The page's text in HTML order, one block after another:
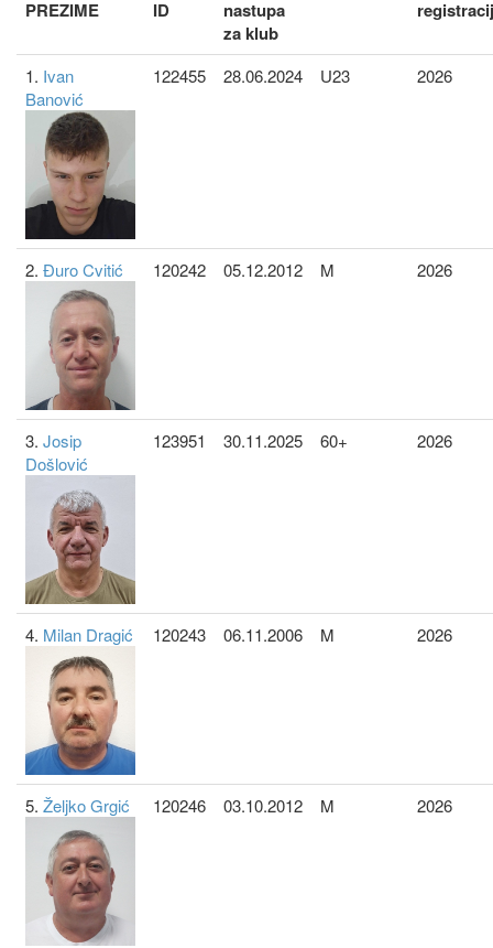
PREZIME
ID
nastupa
za klub
1. Ivan
Banović
122455 28.06.2024 U23 2026
2. Đuro Cvitić 120242 05.12.2012 M 2026
3. Josip
Došlović
123951 30.11.2025 60+ 2026
4. Milan Dragić 120243 06.11.2006 M 2026
5. Željko Grgić 120246 03.10.2012 M 2026